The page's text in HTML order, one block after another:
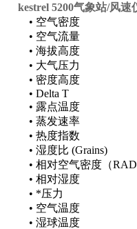
kestrel 5200气象站/风速
• 空气密度
• 空气流量
• 海拔高度
• 大气压力
• 密度高度
• Delta T
• 露点温度
• 蒸发速率
• 热度指数
• 湿度比 (Grains)
• 相对空气密度（RAD
• 相对湿度
• *压力
• 空气温度
• 湿球温度